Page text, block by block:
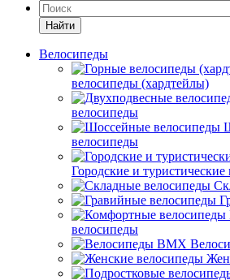
Найти
Велосипеды
велосипеды (хардтейлы)
велосипеды
велосипеды
Городские и
велосипеды